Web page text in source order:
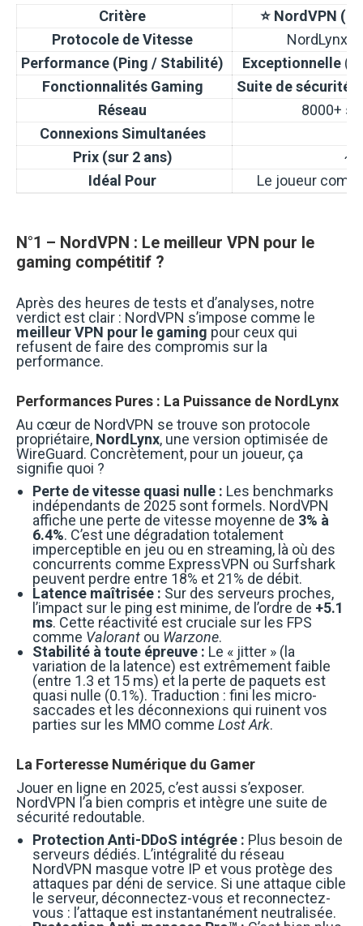
Critère
⭐ NordVPN
Protocole de Vitesse
NordLynx
Performance (Ping / Stabilité)
Exceptionnelle
Fonctionnalités Gaming
Suite de sécurité
Réseau
8000+
Connexions Simultanées
Prix (sur 2 ans)
Idéal Pour
Le joueur
N°1 – NordVPN : Le meilleur VPN pour le
gaming compétitif ?
Après des heures de tests et d’analyses, notre
verdict est clair : NordVPN s’impose comme le
meilleur VPN pour le gaming pour ceux qui
refusent de faire des compromis sur la
performance.
Performances Pures : La Puissance de NordLynx
Au cœur de NordVPN se trouve son protocole
propriétaire, NordLynx, une version optimisée de
WireGuard. Concrètement, pour un joueur, ça
signifie quoi ?
Perte de vitesse quasi nulle : Les benchmarks
indépendants de 2025 sont formels. NordVPN
affiche une perte de vitesse moyenne de 3% à
6.4%. C’est une dégradation totalement
imperceptible en jeu ou en streaming, là où des
concurrents comme ExpressVPN ou Surfshark
peuvent perdre entre 18% et 21% de débit.
Latence maîtrisée : Sur des serveurs proches,
l’impact sur le ping est minime, de l’ordre de +5.1
ms. Cette réactivité est cruciale sur les FPS
comme Valorant ou Warzone.
Stabilité à toute épreuve : Le « jitter » (la
variation de la latence) est extrêmement faible
(entre 1.3 et 15 ms) et la perte de paquets est
quasi nulle (0.1%). Traduction : fini les micro-
saccades et les déconnexions qui ruinent vos
parties sur les MMO comme Lost Ark.
La Forteresse Numérique du Gamer
Jouer en ligne en 2025, c’est aussi s’exposer.
NordVPN l’a bien compris et intègre une suite de
sécurité redoutable.
Protection Anti-DDoS intégrée : Plus besoin de
serveurs dédiés. L’intégralité du réseau
NordVPN masque votre IP et vous protège des
attaques par déni de service. Si une attaque cible
le serveur, déconnectez-vous et reconnectez-
vous : l’attaque est instantanément neutralisée.